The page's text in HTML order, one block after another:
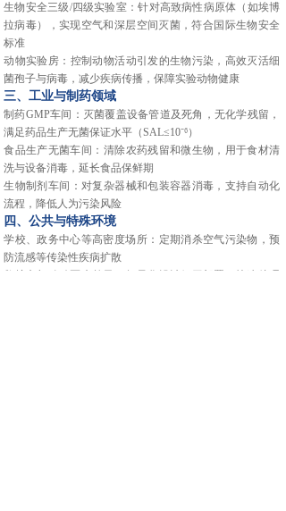
‌生物安全三级/四级实验室‌：针对高致病性病原体（如埃博
拉病毒），实现空气和深层空间灭菌，符合国际生物安全
标准‌
‌动物实验房‌：控制动物活动引发的生物污染，高效灭活细
菌孢子与病毒，减少疾病传播，保障实验动物健康‌
三、工业与制药领域
‌制药GMP车间‌：灭菌覆盖设备管道及死角，无化学残留，
满足药品生产无菌保证水平（SAL≤10⁻⁶）‌
‌食品生产无菌车间‌：清除农药残留和微生物，用于食材清
洗与设备消毒，延长食品保鲜期‌
‌生物制剂车间‌：对复杂器械和包装容器消毒，支持自动化
流程，降低人为污染风险‌
四、公共与特殊环境
‌学校、政务中心等高密度场所‌：定期消杀空气污染物，预
防流感等传染性疾病扩散‌